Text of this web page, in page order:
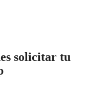
solicitar tu